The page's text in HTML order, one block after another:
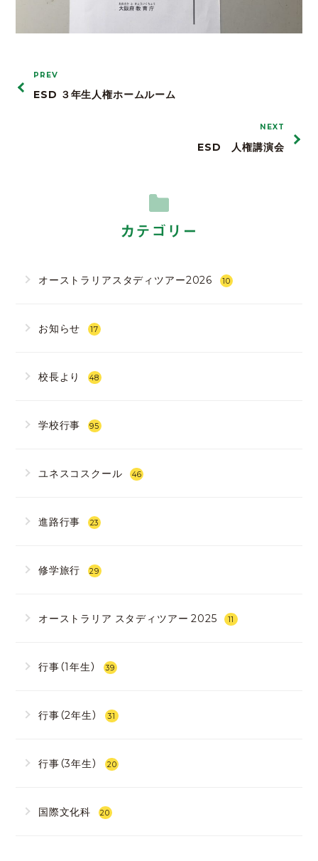
PREV
ESD ３年生人権ホームルーム
NEXT
ESD 人権講演会
カテゴリー
オーストラリアスタディツアー2026 10
お知らせ 17
校長より 48
学校行事 95
ユネスコスクール 46
進路行事 23
修学旅行 29
オーストラリア スタディツアー 2025 11
行事（1年生） 39
行事（2年生） 31
行事（3年生） 20
国際文化科 20